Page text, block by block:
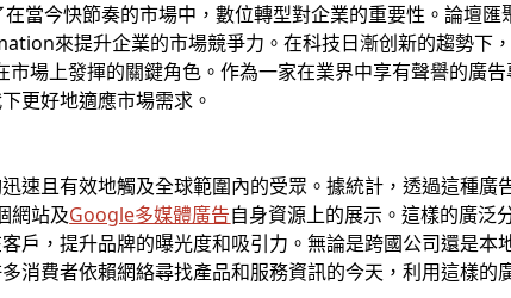
當今快節奏的市場中，數位轉型對企業的重要性。論壇
來提升企業的市場競爭力。在科技日漸创新的趨勢下
場上發揮的關鍵角色。作為一家在業界中享有聲譽的廣
更好地適應市場需求。
速且有效地觸及全球範圍內的受眾。據統計，透過這種
網站及Google多媒體廣告自身資源上的展示。這樣的廣泛
戶，提升品牌的曝光度和吸引力。無論是跨國公司還是本
消費者依賴網絡尋找產品和服務資訊的今天，利用這樣的